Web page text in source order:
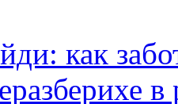
как
в